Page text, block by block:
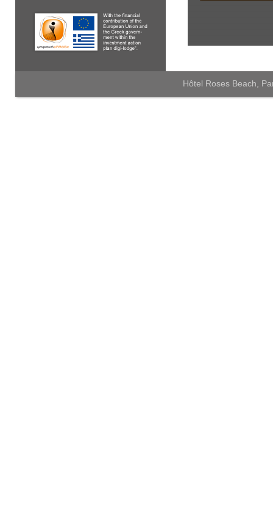
Hôtel Roses Beach,